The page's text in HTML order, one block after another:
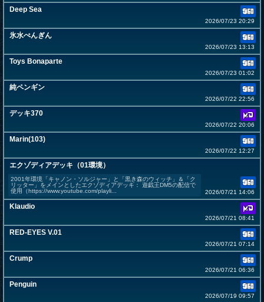
Deep Sea
2026/07/23 20:29
氷水ぺんぎん
2026/07/23 13:13
Toys Bonaparte
2026/07/23 01:02
純ペンギン
2026/07/22 22:56
デッキ370
2026/07/22 20:06
Marin(103)
2026/07/22 12:27
エクゾディアデッキ（01環境）
2001年環境「キャノン・ソルジャー」と「黒き森のウィッチ」＆「ク
リッター」をメインとしたエクゾディアデッキ： 遊戯王DM5の配信で
使用（https://www.youtube.com/playli...
2026/07/21 14:06
Klaudio
2026/07/21 08:41
RED-EYES V.01
2026/07/21 07:14
Crump
2026/07/21 06:36
Penguin
2026/07/19 09:57